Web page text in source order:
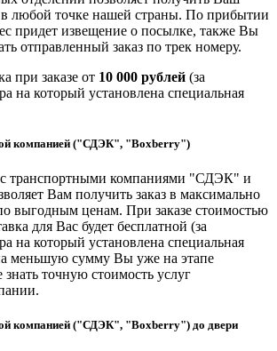
в любой точке нашей страны. По прибытии
придет извещение о посылке, также Вы
отправленный заказ по трек номеру.
при заказе от 10 000 рублей (за
на который установлена специальная
компанией ("СДЭК", "Boxberry")
транспортными компаниями "СДЭК" и
Вам получить заказ в максимально
выгодным ценам. При заказе стоимостью
для Вас будет бесплатной (за
на который установлена специальная
меньшую сумму Вы уже на этапе
знать точную стоимость услуг
компанией ("СДЭК", "Boxberry") до двери